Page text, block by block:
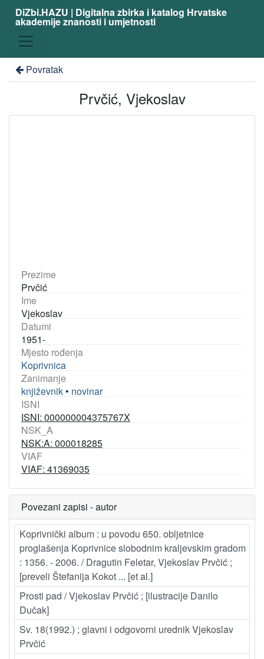
DiZbi.HAZU | Digitalna zbirka i katalog Hrvatske
akademije znanosti i umjetnosti
Povratak
Prvčić, Vjekoslav
Prezime
Prvčić
Ime
Vjekoslav
Datumi
1951-
Mjesto rođenja
Koprivnica
Zanimanje
književnik • novinar
ISNI
ISNI: 000000004375767X
NSK_A
NSK:A: 000018285
VIAF
VIAF: 41369035
Povezani zapisi - autor
Koprivnički album : u povodu 650. obljetnice
proglašenja Koprivnice slobodnim kraljevskim gradom
: 1356. - 2006. / Dragutin Feletar, Vjekoslav Prvčić ;
[preveli Štefanija Kokot ... [et al.]
Prosti pad / Vjekoslav Prvčić ; [ilustracije Danilo
Dučak]
Sv. 18(1992.) ; glavni i odgovorni urednik Vjekoslav
Prvčić